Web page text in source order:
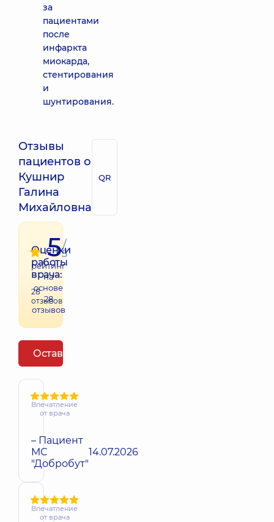
за
пациентами
после
инфаркта
миокарда,
стентирования
и
шунтирования.
Отзывы
пациентов о
Кушнир
Галина
Михайловна
QR
Оценки
работы
врача:
28
отзывов
5/
5
рейтинг
на
основе
28
отзывов
Оставить отзыв
Впечатление
от врача
– Пациент
МС
"Добробут"
14.07.2026
Впечатление
от врача